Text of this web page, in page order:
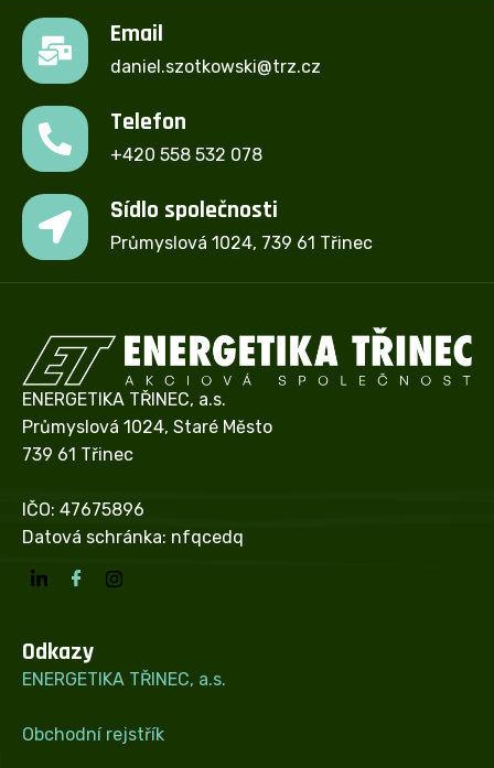
Email
daniel.szotkowski@trz.cz
Telefon
+420 558 532 078
Sídlo společnosti
Průmyslová 1024, 739 61 Třinec
ENERGETIKA TŘINEC, a.s.
Průmyslová 1024, Staré Město
739 61 Třinec
IČO: 47675896
Datová schránka: nfqcedq
Odkazy
ENERGETIKA TŘINEC, a.s.
Obchodní rejstřík